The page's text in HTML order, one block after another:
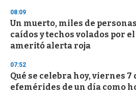
s
e
c
o
n
08:09
Un muerto, miles de
caídos y techos volados por
ameritó alerta roja
07:52
Qué se celebra hoy, viernes 7
efemérides de un día como